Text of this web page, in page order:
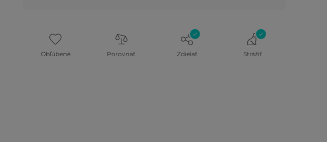
Obľúbené Porovnať Zdielať Strážiť